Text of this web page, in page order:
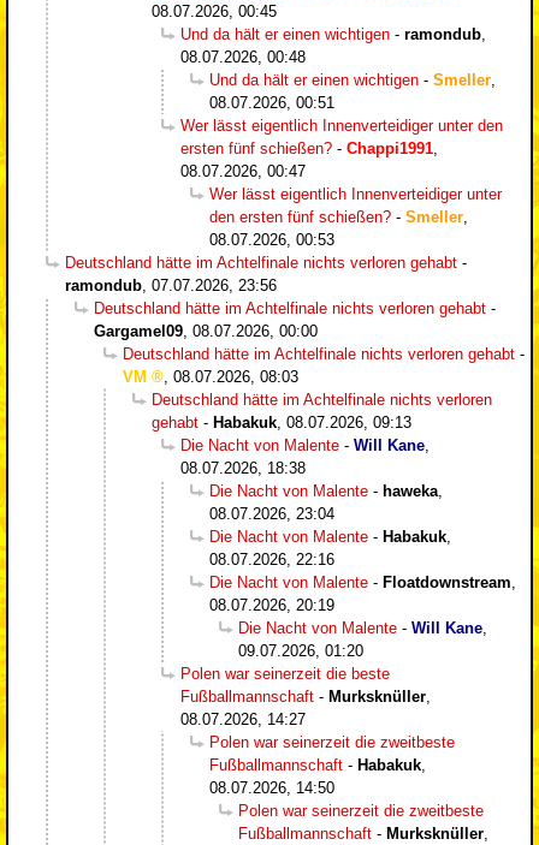
08.07.2026, 00:45
Und da hält er einen wichtigen - ramondub,
08.07.2026, 00:48
Und da hält er einen wichtigen - Smeller,
08.07.2026, 00:51
Wer lässt eigentlich Innenverteidiger unter den
ersten fünf schießen? - Chappi1991,
08.07.2026, 00:47
Wer lässt eigentlich Innenverteidiger unter
den ersten fünf schießen? - Smeller,
08.07.2026, 00:53
Deutschland hätte im Achtelfinale nichts verloren gehabt -
ramondub, 07.07.2026, 23:56
Deutschland hätte im Achtelfinale nichts verloren gehabt -
Gargamel09, 08.07.2026, 00:00
Deutschland hätte im Achtelfinale nichts verloren gehabt -
VM
, 08.07.2026, 08:03
Deutschland hätte im Achtelfinale nichts verloren
gehabt - Habakuk, 08.07.2026, 09:13
Die Nacht von Malente - Will Kane,
08.07.2026, 18:38
Die Nacht von Malente - haweka,
08.07.2026, 23:04
Die Nacht von Malente - Habakuk,
08.07.2026, 22:16
Die Nacht von Malente - Floatdownstream,
08.07.2026, 20:19
Die Nacht von Malente - Will Kane,
09.07.2026, 01:20
Polen war seinerzeit die beste
Fußballmannschaft - Murksknüller,
08.07.2026, 14:27
Polen war seinerzeit die zweitbeste
Fußballmannschaft - Habakuk,
08.07.2026, 14:50
Polen war seinerzeit die zweitbeste
Fußballmannschaft - Murksknüller,